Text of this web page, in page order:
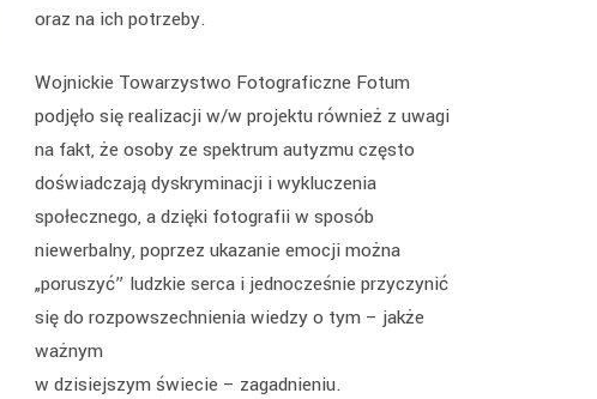
oraz na ich potrzeby.
Wojnickie Towarzystwo Fotograficzne Fotum
podjęło się realizacji w/w projektu również z uwagi
na fakt, że osoby ze spektrum autyzmu często
doświadczają dyskryminacji i wykluczenia
społecznego, a dzięki fotografii w sposób
niewerbalny, poprzez ukazanie emocji można
„poruszyć” ludzkie serca i jednocześnie przyczynić
się do rozpowszechnienia wiedzy o tym – jakże
ważnym
w dzisiejszym świecie – zagadnieniu.